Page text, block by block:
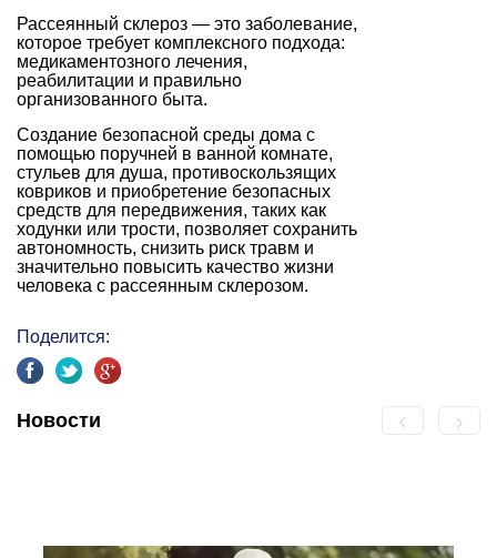
Рассеянный склероз — это заболевание,
которое требует комплексного подхода:
медикаментозного лечения,
реабилитации и правильно
организованного быта.
Создание безопасной среды дома с
помощью поручней в ванной комнате,
стульев для душа, противоскользящих
ковриков и приобретение безопасных
средств для передвижения, таких как
ходунки или трости, позволяет сохранить
автономность, снизить риск травм и
значительно повысить качество жизни
человека с рассеянным склерозом.
Поделится:
Новости